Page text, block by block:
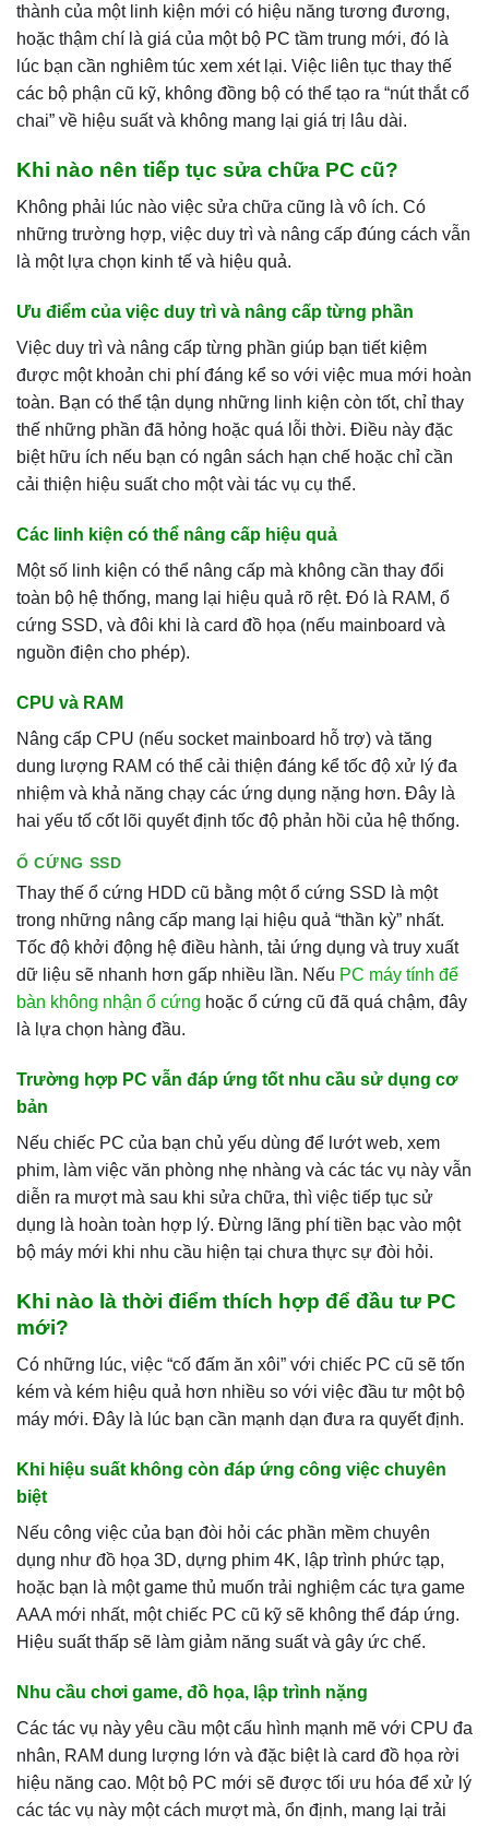
thành của một linh kiện mới có hiệu năng tương đương,
hoặc thậm chí là giá của một bộ PC tầm trung mới, đó là
lúc bạn cần nghiêm túc xem xét lại. Việc liên tục thay thế
các bộ phận cũ kỹ, không đồng bộ có thể tạo ra “nút thắt cổ
chai” về hiệu suất và không mang lại giá trị lâu dài.
Khi nào nên tiếp tục sửa chữa PC cũ?
Không phải lúc nào việc sửa chữa cũng là vô ích. Có
những trường hợp, việc duy trì và nâng cấp đúng cách vẫn
là một lựa chọn kinh tế và hiệu quả.
Ưu điểm của việc duy trì và nâng cấp từng phần
Việc duy trì và nâng cấp từng phần giúp bạn tiết kiệm
được một khoản chi phí đáng kể so với việc mua mới hoàn
toàn. Bạn có thể tận dụng những linh kiện còn tốt, chỉ thay
thế những phần đã hỏng hoặc quá lỗi thời. Điều này đặc
biệt hữu ích nếu bạn có ngân sách hạn chế hoặc chỉ cần
cải thiện hiệu suất cho một vài tác vụ cụ thể.
Các linh kiện có thể nâng cấp hiệu quả
Một số linh kiện có thể nâng cấp mà không cần thay đổi
toàn bộ hệ thống, mang lại hiệu quả rõ rệt. Đó là RAM, ổ
cứng SSD, và đôi khi là card đồ họa (nếu mainboard và
nguồn điện cho phép).
CPU và RAM
Nâng cấp CPU (nếu socket mainboard hỗ trợ) và tăng
dung lượng RAM có thể cải thiện đáng kể tốc độ xử lý đa
nhiệm và khả năng chạy các ứng dụng nặng hơn. Đây là
hai yếu tố cốt lõi quyết định tốc độ phản hồi của hệ thống.
Ổ CỨNG SSD
Thay thế ổ cứng HDD cũ bằng một ổ cứng SSD là một
trong những nâng cấp mang lại hiệu quả “thần kỳ” nhất.
Tốc độ khởi động hệ điều hành, tải ứng dụng và truy xuất
dữ liệu sẽ nhanh hơn gấp nhiều lần. Nếu PC máy tính để
bàn không nhận ổ cứng hoặc ổ cứng cũ đã quá chậm, đây
là lựa chọn hàng đầu.
Trường hợp PC vẫn đáp ứng tốt nhu cầu sử dụng cơ
bản
Nếu chiếc PC của bạn chủ yếu dùng để lướt web, xem
phim, làm việc văn phòng nhẹ nhàng và các tác vụ này vẫn
diễn ra mượt mà sau khi sửa chữa, thì việc tiếp tục sử
dụng là hoàn toàn hợp lý. Đừng lãng phí tiền bạc vào một
bộ máy mới khi nhu cầu hiện tại chưa thực sự đòi hỏi.
Khi nào là thời điểm thích hợp để đầu tư PC
mới?
Có những lúc, việc “cố đấm ăn xôi” với chiếc PC cũ sẽ tốn
kém và kém hiệu quả hơn nhiều so với việc đầu tư một bộ
máy mới. Đây là lúc bạn cần mạnh dạn đưa ra quyết định.
Khi hiệu suất không còn đáp ứng công việc chuyên
biệt
Nếu công việc của bạn đòi hỏi các phần mềm chuyên
dụng như đồ họa 3D, dựng phim 4K, lập trình phức tạp,
hoặc bạn là một game thủ muốn trải nghiệm các tựa game
AAA mới nhất, một chiếc PC cũ kỹ sẽ không thể đáp ứng.
Hiệu suất thấp sẽ làm giảm năng suất và gây ức chế.
Nhu cầu chơi game, đồ họa, lập trình nặng
Các tác vụ này yêu cầu một cấu hình mạnh mẽ với CPU đa
nhân, RAM dung lượng lớn và đặc biệt là card đồ họa rời
hiệu năng cao. Một bộ PC mới sẽ được tối ưu hóa để xử lý
các tác vụ này một cách mượt mà, ổn định, mang lại trải